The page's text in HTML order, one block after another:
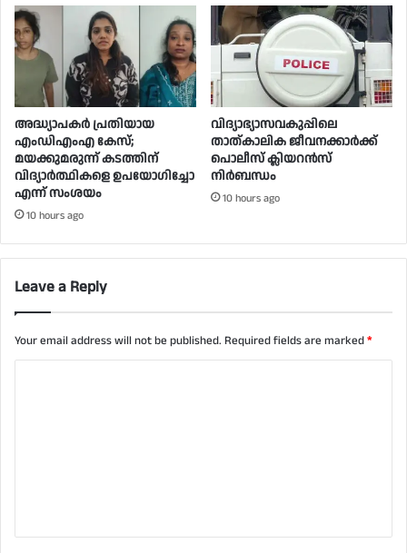
അദ്ധ്യാപകർ പ്രതിയായ
എംഡിഎംഎ കേസ്;
മയക്കുമരുന്ന് കടത്തിന്
വിദ്യാർത്ഥികളെ ഉപയോ​ഗിച്ചോ
എന്ന് സംശയം
10 hours ago
വിദ്യാഭ്യാസവകുപ്പിലെ
താത്കാലിക ജീവനക്കാർക്ക്
പൊലീസ് ക്ലിയറൻസ്
നിർബന്ധം
10 hours ago
Leave a Reply
Your email address will not be published. Required fields are marked*
t